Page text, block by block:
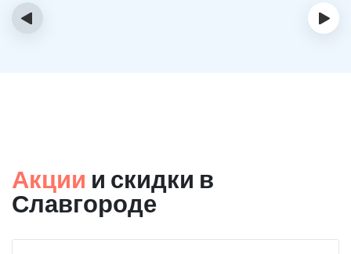
‹ ›
Акции и скидки в
Славгороде